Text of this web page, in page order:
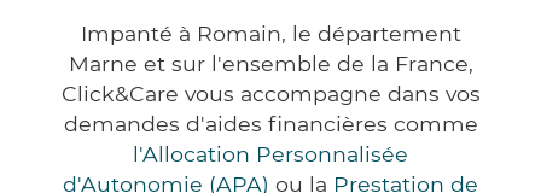
Impanté à Romain, le département
Marne et sur l'ensemble de la France,
Click&Care vous accompagne dans vos
demandes d'aides financières comme
l'Allocation Personnalisée
d'Autonomie (APA) ou la Prestation de